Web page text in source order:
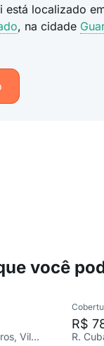
está localizado
, na cidade
você
Av. General Monteiro de Barros, Vila Luis Antônio
R$
R.